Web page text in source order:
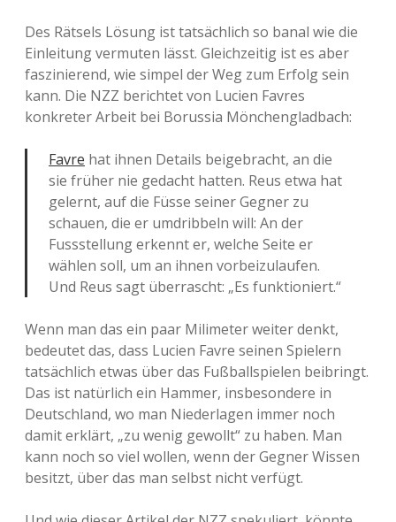
Des Rätsels Lösung ist tatsächlich so banal wie die
Einleitung vermuten lässt. Gleichzeitig ist es aber
faszinierend, wie simpel der Weg zum Erfolg sein
kann. Die NZZ berichtet von Lucien Favres
konkreter Arbeit bei Borussia Mönchengladbach:
Favre hat ihnen Details beigebracht, an die
sie früher nie gedacht hatten. Reus etwa hat
gelernt, auf die Füsse seiner Gegner zu
schauen, die er umdribbeln will: An der
Fussstellung erkennt er, welche Seite er
wählen soll, um an ihnen vorbeizulaufen.
Und Reus sagt überrascht: „Es funktioniert.“
Wenn man das ein paar Milimeter weiter denkt,
bedeutet das, dass Lucien Favre seinen Spielern
tatsächlich etwas über das Fußballspielen beibringt.
Das ist natürlich ein Hammer, insbesondere in
Deutschland, wo man Niederlagen immer noch
damit erklärt, „zu wenig gewollt“ zu haben. Man
kann noch so viel wollen, wenn der Gegner Wissen
besitzt, über das man selbst nicht verfügt.